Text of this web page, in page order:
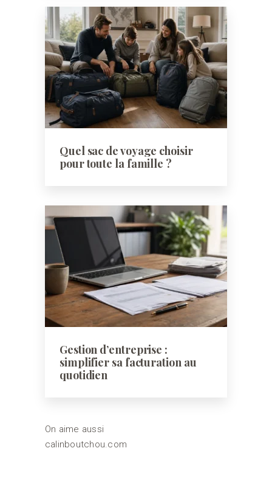
Quel sac de voyage choisir
pour toute la famille ?
Gestion d’entreprise :
simplifier sa facturation au
quotidien
On aime aussi
calinboutchou.com